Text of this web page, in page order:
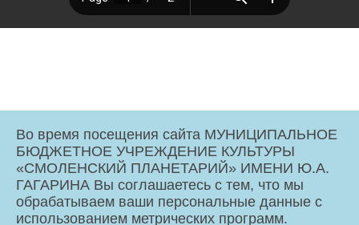
Во время посещения сайта МУНИЦИПАЛЬНОЕ
БЮДЖЕТНОЕ УЧРЕЖДЕНИЕ КУЛЬТУРЫ
«СМОЛЕНСКИЙ ПЛАНЕТАРИЙ» ИМЕНИ Ю.А.
ГАГАРИНА Вы соглашаетесь с тем, что мы
обрабатываем ваши персональные данные с
использованием метрических программ.